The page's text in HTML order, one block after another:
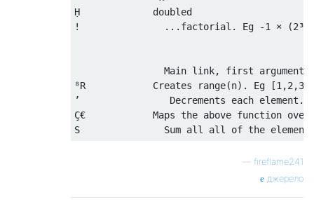
Ḥ             doubled
!               ...factorial. Eg -1 ×
Main link, first argument
⁸R            Creates range(n). Eg
’                Decrements each element.
Ç€            Maps the above function over
fireflame241
джерело